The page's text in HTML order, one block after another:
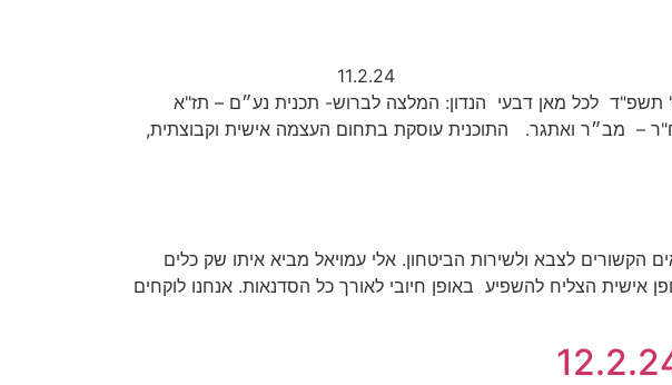
משרד החינוך מחוז מרכז סמל ביה"ס 440198 11.2.24
לברוש- תכנית נע״ם – תז"א
– מב״ר ואתגר. התוכנית עוסקת בתחום העצמה אישית וקבוצתית,
הקשורים לצבא ולשירות הביטחון. אלי עמויאל מביא איתו שק כלים
אישית הצליח להשפיע באופן חיובי לאורך כל הסדנאות. אנחנו לוקחים